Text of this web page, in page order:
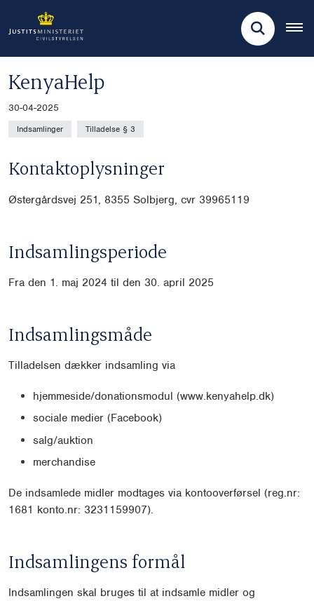
KenyaHelp
30-04-2025
Indsamlinger Tilladelse § 3
Kontaktoplysninger
Østergårdsvej 251, 8355 Solbjerg, cvr 39965119
Indsamlingsperiode
Fra den 1. maj 2024 til den 30. april 2025
Indsamlingsmåde
Tilladelsen dækker indsamling via
hjemmeside/donationsmodul (www.kenyahelp.dk)
sociale medier (Facebook)
salg/auktion
merchandise
De indsamlede midler modtages via kontooverførsel (reg.nr:
1681 konto.nr: 3231159907).
Indsamlingens formål
Indsamlingen skal bruges til at indsamle midler og